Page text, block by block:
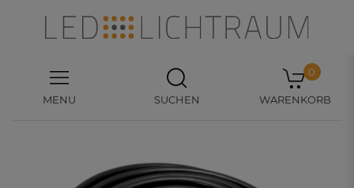
MENU SUCHEN
0
WARENKORB